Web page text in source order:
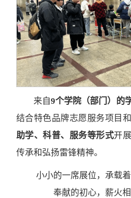
来自9个学院（部门）的
结合特色品牌志愿服务项目
助学、科普、服务等形式开
传承和弘扬雷锋精神。
小小的一席展位，承载
奉献的初心，薪火相